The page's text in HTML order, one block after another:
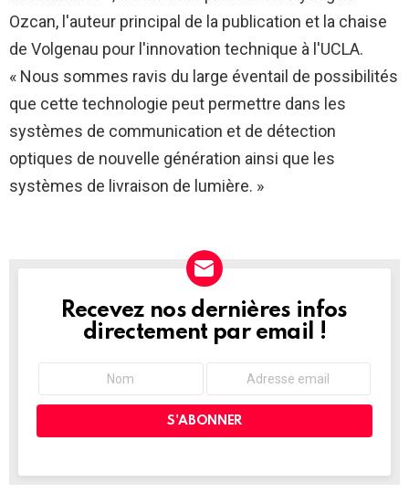
Ozcan, l'auteur principal de la publication et la chaise
de Volgenau pour l'innovation technique à l'UCLA.
« Nous sommes ravis du large éventail de possibilités
que cette technologie peut permettre dans les
systèmes de communication et de détection
optiques de nouvelle génération ainsi que les
systèmes de livraison de lumière. »
NEWSLETTER
Recevez nos dernières infos
directement par email !